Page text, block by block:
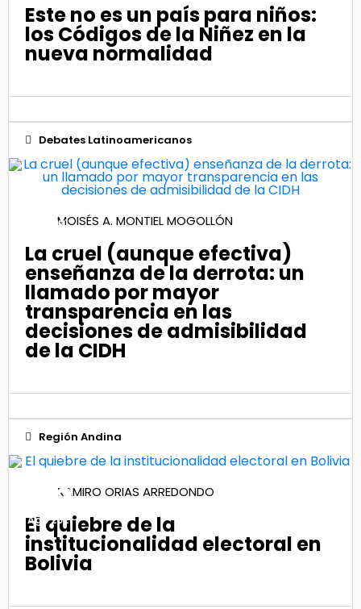
Este no es un país para niños:
los Códigos de la Niñez en la
nueva normalidad
Debates Latinoamericanos
16
Nov 2021MOISÉS A. MONTIEL MOGOLLÓN
La cruel (aunque efectiva)
enseñanza de la derrota: un
llamado por mayor
transparencia en las
decisiones de admisibilidad
de la CIDH
Región Andina
06
Ago 2021
RAMIRO ORIAS ARREDONDO
El quiebre de la
institucionalidad electoral en
Bolivia